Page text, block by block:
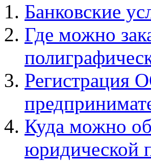
Банковские
Где можно
Регистрация
Куда можно
юридической